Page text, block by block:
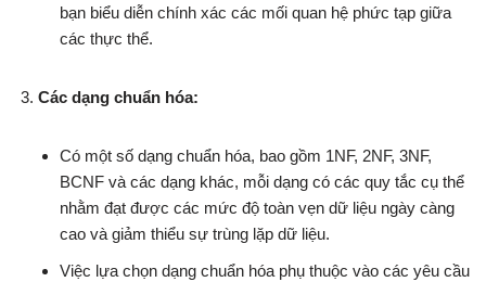
bạn biểu diễn chính xác các mối quan hệ phức tạp giữa
các thực thể.
Các dạng chuẩn hóa:
Có một số dạng chuẩn hóa, bao gồm 1NF, 2NF, 3NF,
BCNF và các dạng khác, mỗi dạng có các quy tắc cụ thể
nhằm đạt được các mức độ toàn vẹn dữ liệu ngày càng
cao và giảm thiểu sự trùng lặp dữ liệu.
Việc lựa chọn dạng chuẩn hóa phụ thuộc vào các yêu cầu